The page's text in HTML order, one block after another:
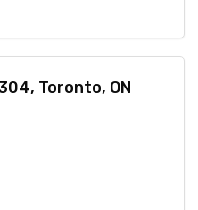
Toronto, ON